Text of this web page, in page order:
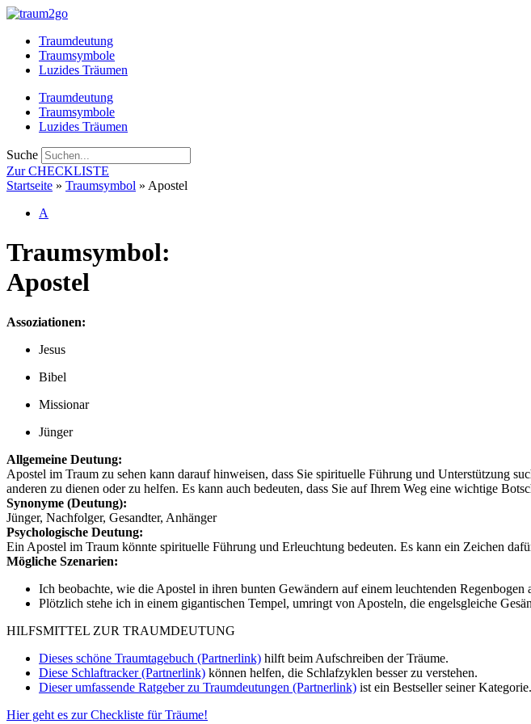
Zum
springenTraumdeutung
Traumsymbole
Luzides Träumen
Traumdeutung
Traumsymbole
Luzides Träumen
Suche
Zur CHECKLISTE
Startseite » Traumsymbol » Apostel
A
Traumsymbol:
Apostel
Assoziationen:
Jesus
Bibel
Missionar
Jünger
Allgemeine Deutung:
Apostel im Traum zu sehen kann darauf hinweisen, dass Sie spirituelle Führung und Unterstützung
anderen zu dienen oder zu helfen. Es kann auch bedeuten, dass Sie auf Ihrem Weg eine wichtige
Synonyme (Deutung):
Jünger, Nachfolger, Gesandter, Anhänger
Psychologische Deutung:
Ein Apostel im Traum könnte spirituelle Führung und Erleuchtung bedeuten. Es kann ein Zeichen
Mögliche Szenarien:
Ich beobachte, wie die Apostel in ihren bunten Gewändern auf einem leuchtenden
Plötzlich stehe ich in einem gigantischen Tempel, umringt von Aposteln, die engelsgleiche
HILFSMITTEL ZUR TRAUMDEUTUNG
Dieses schöne Traumtagebuch (Partnerlink) hilft beim Aufschreiben der Träume.
Diese Schlaftracker (Partnerlink) können helfen, die Schlafzyklen besser zu verstehen.
Dieser umfassende Ratgeber zu Traumdeutungen (Partnerlink) ist ein Bestseller seiner Kategorie.
Hier geht es zur Checkliste für Träume!